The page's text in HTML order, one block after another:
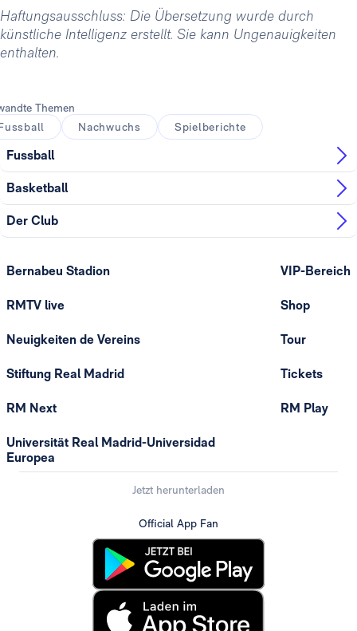
Haftungsausschluss: Die Übersetzung wurde durch
künstliche Intelligenz erstellt. Sie kann Ungenauigkeiten
enthalten.
Themen
Nachwuchs Spielberichte
Fussball
Basketball
Der Club
Bernabeu Stadion
RMTV live
Neuigkeiten de Vereins
Stiftung Real Madrid
RM Next
Universität Real Madrid-Universidad
Europea
VIP-Bereich
Shop
Tour
Tickets
RM Play
Jetzt herunterladen
Official App Fan